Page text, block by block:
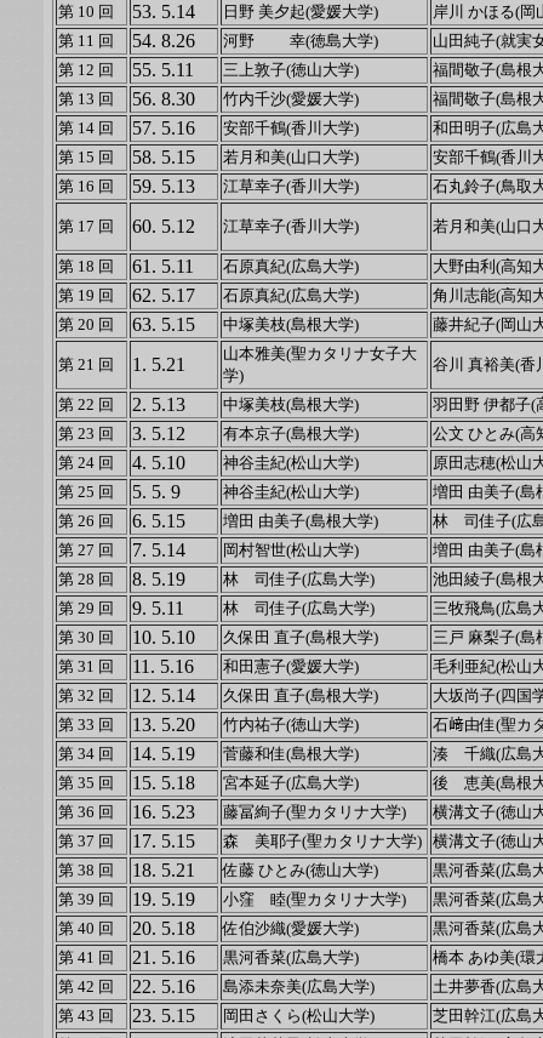
第 10 回
53. 5.14 日野 美夕起(愛媛大学)
岸川 かほる(岡
第 11 回
54. 8.26 河野 幸(徳島大学)
山田純子(就実
第 12 回
55. 5.11 三上敦子(徳山大学)
福間敬子(島根
第 13 回
56. 8.30 竹内千沙(愛媛大学)
福間敬子(島根
第 14 回
57. 5.16 安部千鶴(香川大学)
和田明子(広島
第 15 回
58. 5.15 若月和美(山口大学)
安部千鶴(香川
第 16 回
59. 5.13 江草幸子(香川大学) 石丸鈴子(鳥取
第 17 回 60. 5.12 江草幸子(香川大学) 若月和美(山口
第 18 回 61. 5.11 石原真紀(広島大学)
大野由利(高知
第 19 回
62. 5.17 石原真紀(広島大学)
角川志能(高知
第 20 回
63. 5.15 中塚美枝(島根大学) 藤井紀子(岡山
第 21 回 1. 5.21
山本雅美(聖カタリナ女子大
学)
谷川 真裕美(香
第 22 回 2. 5.13 中塚美枝(島根大学)
羽田野 伊都子(
第 23 回
3. 5.12 有本京子(島根大学)
公文 ひとみ(高
第 24 回
4. 5.10 神谷圭紀(松山大学)
原田志穂(松山
第 25 回
5. 5. 9 神谷圭紀(松山大学)
増田 由美子(島
第 26 回
6. 5.15 増田 由美子(島根大学)
林 司佳子(広
第 27 回
7. 5.14 岡村智世(松山大学)
増田 由美子(島
第 28 回
8. 5.19 林 司佳子(広島大学)
池田綾子(島根
第 29 回
9. 5.11 林 司佳子(広島大学)
三牧飛鳥(広島
第 30 回
10. 5.10 久保田 直子(島根大学)
三戸 麻梨子(島
第 31 回
11. 5.16 和田憲子(愛媛大学)
毛利亜紀(松山
第 32 回
12. 5.14 久保田 直子(島根大学)
大坂尚子(四国
第 33 回
13. 5.20 竹内祐子(徳山大学)
石﨑由佳(聖カ
第 34 回
14. 5.19 菅藤和佳(島根大学)
湊 千織(広島
第 35 回
15. 5.18 宮本延子(広島大学)
後 恵美(島根
第 36 回
16. 5.23 藤冨絢子(聖カタリナ大学)
横溝文子(徳山
第 37 回
17. 5.15 森 美耶子(聖カタリナ大学) 横溝文子(徳山
第 38 回
18. 5.21 佐藤 ひとみ(徳山大学)
黒河香菜(広島
第 39 回
19. 5.19 小窪 睦(聖カタリナ大学)
黒河香菜(広島
第 40 回
20. 5.18 佐伯沙織(愛媛大学)
黒河香菜(広島
第 41 回
21. 5.16 黒河香菜(広島大学)
橋本 あゆ美(環
第 42 回
22. 5.16 島添未奈美(広島大学)
土井夢香(広島
第 43 回
23. 5.15 岡田さくら(松山大学)
芝田幹江(広島